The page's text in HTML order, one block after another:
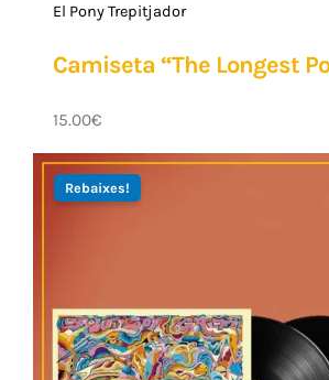
El Pony Trepitjador
Camiseta “The Longest
15.00€
Rebaixes!